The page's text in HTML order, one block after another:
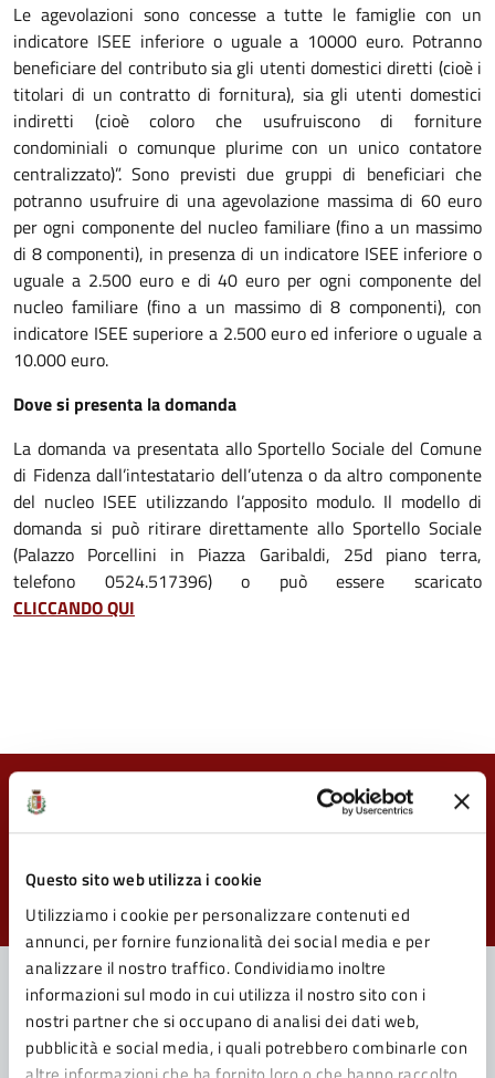
Questo sito web utilizza i cookie
Utilizziamo i cookie per personalizzare contenuti ed
annunci, per fornire funzionalità dei social media e per
analizzare il nostro traffico. Condividiamo inoltre
informazioni sul modo in cui utilizza il nostro sito con i
nostri partner che si occupano di analisi dei dati web,
pubblicità e social media, i quali potrebbero combinarle con
Le agevolazioni sono concesse a tutte le famiglie con un
indicatore ISEE inferiore o uguale a 10000 euro. Potranno
beneficiare del contributo sia gli utenti domestici diretti (cioè i
titolari di un contratto di fornitura), sia gli utenti domestici
indiretti (cioè coloro che usufruiscono di forniture
condominiali o comunque plurime con un unico contatore
centralizzato)”. Sono previsti due gruppi di beneficiari che
potranno usufruire di una agevolazione massima di 60 euro
per ogni componente del nucleo familiare (fino a un massimo
di 8 componenti), in presenza di un indicatore ISEE inferiore o
uguale a 2.500 euro e di 40 euro per ogni componente del
nucleo familiare (fino a un massimo di 8 componenti), con
indicatore ISEE superiore a 2.500 euro ed inferiore o uguale a
10.000 euro.
Dove si presenta la domanda
La domanda va presentata allo Sportello Sociale del Comune
di Fidenza dall’intestatario dell’utenza o da altro componente
del nucleo ISEE utilizzando l’apposito modulo. Il modello di
domanda si può ritirare direttamente allo Sportello Sociale
(Palazzo Porcellini in Piazza Garibaldi, 25d piano terra,
telefono 0524.517396) o può essere scaricato
CLICCANDO QUI
Quanto sono chiare le informazioni su questa
pagina?
Valuta da 1 a 5 stelle la pagina
Valuta 5 stelle su 5
Valuta 4 stelle su 5
Valuta 3 stelle su 5
Valuta 2 stelle su 5
Valuta 1 stelle su 5
Contatta il Comune